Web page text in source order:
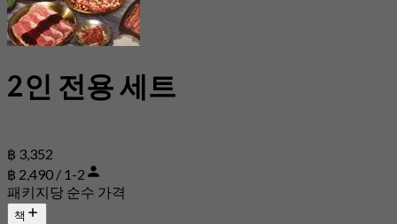
2인 전용 세트
฿ 3,352
฿ 2,490 / 1-2
패키지당 순수 가격
책